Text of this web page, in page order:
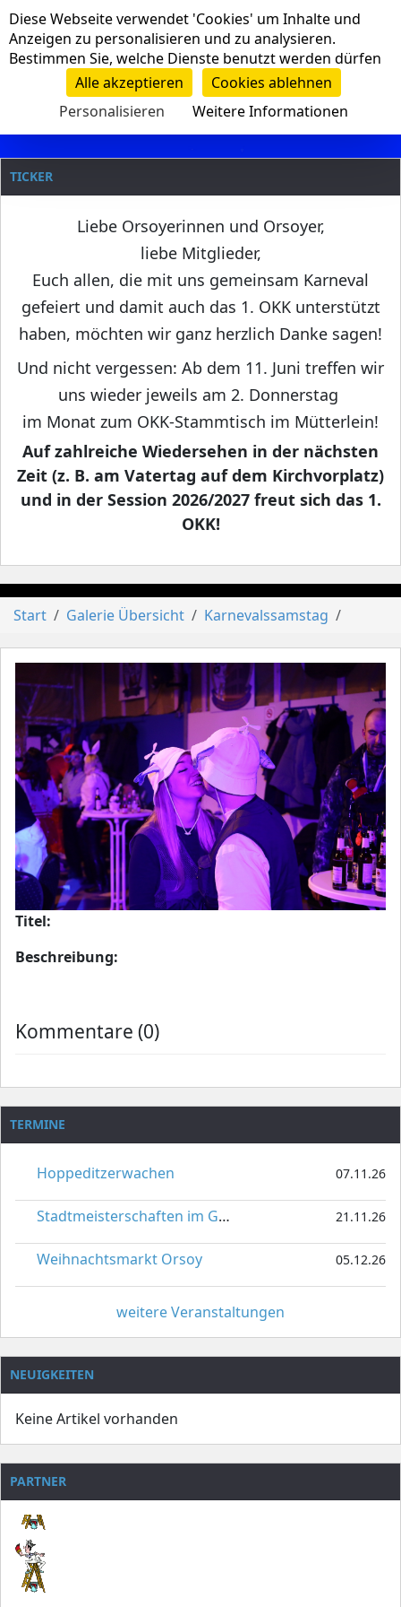
Navigation
Clanname
TICKER
Liebe Orsoyerinnen und Orsoyer,
liebe Mitglieder,
Euch allen, die mit uns gemeinsam Karneval
gefeiert und damit auch das 1. OKK unterstützt
haben, möchten wir ganz herzlich Danke sagen!
Und nicht vergessen: Ab dem 11. Juni treffen wir
uns wieder jeweils am 2. Donnerstag
im Monat zum OKK-Stammtisch im Mütterlein!
Auf zahlreiche Wiedersehen in der nächsten
Zeit (z. B. am Vatertag auf dem Kirchvorplatz)
und in der Session 2026/2027 freut sich das 1.
OKK!
Start Galerie Übersicht Karnevalssamstag
Titel:
Beschreibung:
Kommentare (0)
TERMINE
Hoppeditzerwachen 07.11.26
Stadtmeisterschaften im Gardetanz 21.11.26
Weihnachtsmarkt Orsoy 05.12.26
weitere Veranstaltungen
NEUIGKEITEN
Keine Artikel vorhanden
PARTNER
Cookie-Einstellungen
Diese Webseite verwendet 'Cookies' um Inhalte und
Anzeigen zu personalisieren und zu analysieren.
Bestimmen Sie, welche Dienste benutzt werden dürfen
Alle akzeptieren
Cookies ablehnen
Personalisieren
Weitere Informationen